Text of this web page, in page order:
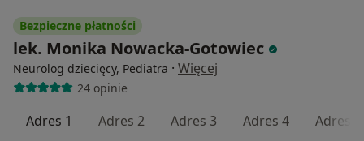
Bezpieczne płatności
lek. Monika Nowacka-Gotowiec
Neurolog dziecięcy, Pediatra · Więcej
24 opinie
Adres 1 Adres 2 Adres 3 Adres 4 Adres 5